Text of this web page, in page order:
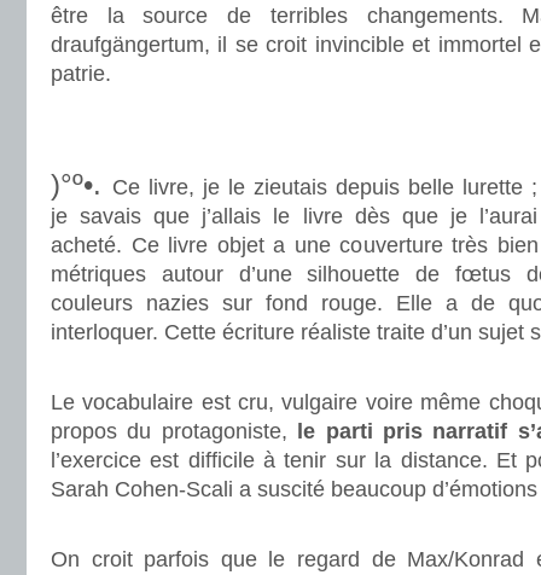
être la source de terribles changements.
draufgängertum, il se croit invincible et immortel
patrie.
)°º•. Ce livre, je le zieutais depuis belle lurette ;
je savais que j’allais le livre dès que je l’aurai
acheté. Ce livre objet a une couverture très
métriques autour d’une silhouette de fœtus
couleurs nazies sur fond rouge. Elle a de
interloquer. Cette écriture réaliste traite d’un sujet
Le vocabulaire est cru, vulgaire voire même
propos du protagoniste, le parti pris narratif
l’exercice est difficile à tenir sur la distance. Et
Sarah Cohen-Scali a suscité beaucoup
On croit parfois que le regard de Max/Konrad